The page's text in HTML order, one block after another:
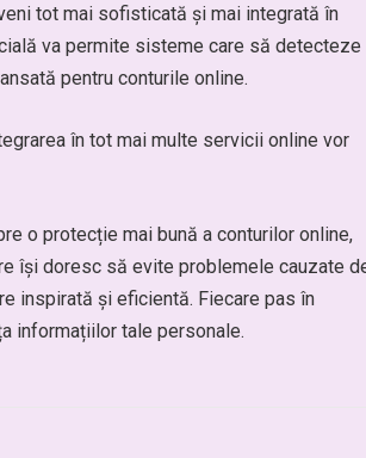
tot mai sofisticată și mai integrată în
va permite sisteme care să detecteze
pentru conturile online.
în tot mai multe servicii online vor
o protecție mai bună a conturilor online,
își doresc să evite problemele cauzate
inspirată și eficientă. Fiecare pas în
informațiilor tale personale.